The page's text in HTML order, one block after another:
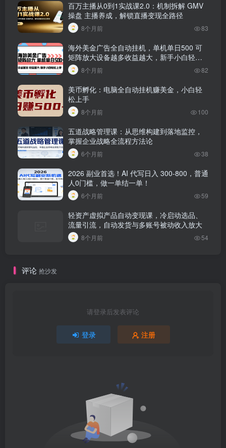
百万主播从0到1实战课2.0：机制拆解 GMV
操盘 主播养成，解锁直播变现全路径
8个月前 83
海外美金广告全自动挂机，单机单日500 可
矩阵放大设备越多收益越大，新手小白轻松
上手8个月前 82
美币孵化：电脑全自动挂机赚美金，小白轻
松上手
8个月前 100
五道战略管理课：从思维构建到落地监控，
掌握企业战略全流程方法论
6个月前 38
2026 副业首选！AI 代写日入 300-800，普通
人0门槛，做一单结一单！
6个月前 59
轻资产虚拟产品自动变现课，冷启动选品、
流量引流，自动发货与多账号被动收入放大
8个月前 54
评论 抢沙发
请登录后发表评论
登录 注册